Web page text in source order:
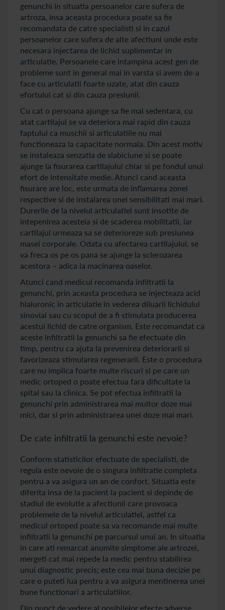
genunchi in situatia persoanelor care sufera de
artroza, insa aceasta procedura poate sa fie
recomandata de catre specialisti si in cazul
persoanelor care sufera de alte afectiuni unde este
necesara injectarea de lichid suplimentar in
articulatie. Persoanele care intampina acest gen de
probleme sunt in general mai in varsta si avem de-a
face cu articulatii foarte uzate, atat din cauza
efortului cat si din cauza presiunii.
Cu cat o persoana ajunge sa fie mai sedentara, cu
atat cartilajul se va deteriora mai rapid din cauza
faptului ca muschii si articulatiile nu mai
functioneaza la capacitate normala. Din acest motiv
se instaleaza senzatia de slabiciune si se poate
ajunge la fisurarea cartilajului chiar si pe fondul unui
efort de intensitate medie. Atunci cand aceasta
fisurare are loc, este urmata de inflamarea zonei
respective si de instalarea unei sensibilitati mai mari.
Durerile de la nivelul articulatiei sunt insotite de
intepenirea acesteia si de scaderea mobilitatii, iar
cartilajul urmeaza sa se deterioreze sub presiunea
masei corporale. Odata cu afectarea cartilajului, se
va freca os pe os pana se ajunge la sclerozarea
acestora – adica la macinarea oaselor.
Atunci cand medicul recomanda infiltratii la
genunchi, prin aceasta procedura se injecteaza acid
hialuronic in articulatie in vederea diluarii lichidului
sinovial sau cu scopul de a fi stimulata producerea
acestui lichid de catre organism. Este recomandat ca
aceste infiltratii la genunchi sa fie efectuate din
timp, pentru ca ajuta la prevenirea deteriorarii si
favorizeaza stimularea regenerarii. Este o procedura
care nu implica foarte multe riscuri si pe care un
medic ortoped o poate efectua fara dificultate la
spital sau la clinica. Se pot efectua infiltratii la
genunchi prin administrarea mai multor doze mai
mici, dar si prin administrarea unei doze mai mari.
De cate infiltratii la genunchi este nevoie?
Conform statisticilor efectuate de specialisti, de
regula este nevoie de o singura infiltratie completa
pentru a va asigura un an de confort. Situatia este
diferita insa de la pacient la pacient si depinde de
stadiul de evolutie a afectiunii care provoaca
problemele de la nivelul articulatiei, astfel ca
medicul ortoped poate sa va recomande mai multe
infiltratii la genunchi pe parcursul unui an. In situatia
in care ati remarcat anumite simptome ale artrozei,
mergeti cat mai repede la medic pentru stabilirea
unui diagnostic precis; este cea mai buna decizie pe
care o puteti lua pentru a va asigura mentinerea unei
bune functionari a articulatiilor.
Din punct de vedere al posibilelor efecte adverse